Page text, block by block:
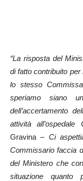
“La risposta del
di fatto contribuito
lo stesso
speriamo siano
dell’accertamento
attività
Gravina –Ci
Commissario faccia
del Ministero che
situazione quanto